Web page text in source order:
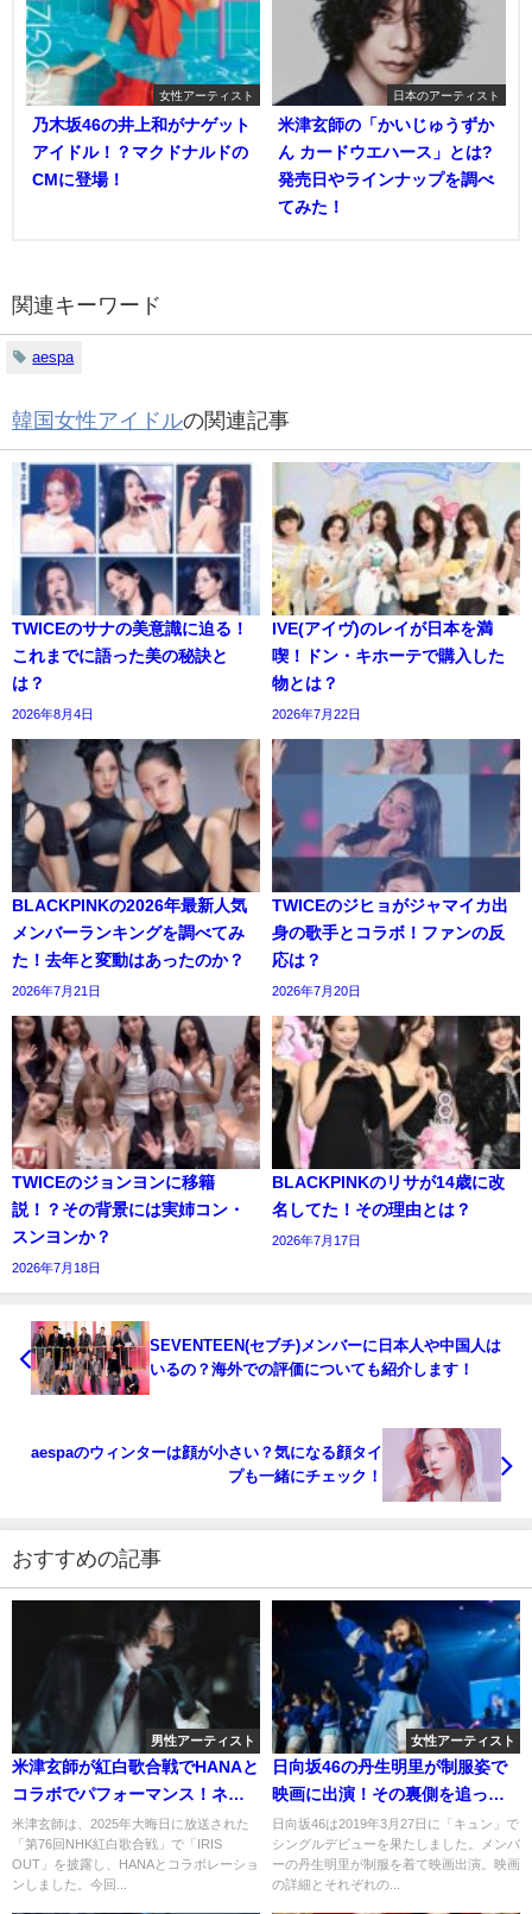
女性アーティスト
乃木坂46の井上和がナゲット
アイドル！？マクドナルドの
CMに登場！
日本のアーティスト
米津玄師の「かいじゅうずか
ん カードウエハース」とは?
発売日やラインナップを調べ
てみた！
関連キーワード
aespa
韓国女性アイドルの関連記事
TWICEのサナの美意識に迫る！
これまでに語った美の秘訣と
は？
2026年8月4日
IVE(アイヴ)のレイが日本を満
喫！ドン・キホーテで購入した
物とは？
2026年7月22日
BLACKPINKの2026年最新人気
メンバーランキングを調べてみ
た！去年と変動はあったのか？
2026年7月21日
TWICEのジヒョがジャマイカ出
身の歌手とコラボ！ファンの反
応は？
2026年7月20日
TWICEのジョンヨンに移籍
説！？その背景には実姉コン・
スンヨンか？
2026年7月18日
BLACKPINKのリサが14歳に改
名してた！その理由とは？
2026年7月17日
SEVENTEEN(セブチ)メンバーに日本人や中国人は
いるの？海外での評価についても紹介します！
aespaのウィンターは顔が小さい？気になる顔タイ
プも一緒にチェック！
おすすめの記事
男性アーティスト
米津玄師が紅白歌合戦でHANAと
コラボでパフォーマンス！ネッ
トの反応は？
米津玄師は、2025年大晦日に放送された
「第76回NHK紅白歌合戦」で「IRIS
OUT」を披露し、HANAとコラボレーショ
ンしました。今回...
女性アーティスト
日向坂46の丹生明里が制服姿で
映画に出演！その裏側を追って
みた
日向坂46は2019年3月27日に「キュン」で
シングルデビューを果たしました。メンバ
ーの丹生明里が制服を着て映画出演。映画
の詳細とそれぞれの...